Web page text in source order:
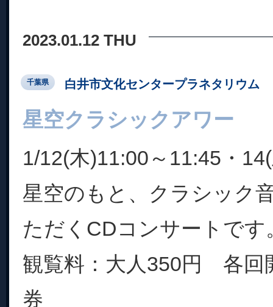
2023.01.12 THU
千葉県 白井市文化センタープラネタリウム
星空クラシックアワー
1/12(木)11:00～11:45・
星空のもと、クラシック
ただくCDコンサートです
観覧料：大人350円 各回
券